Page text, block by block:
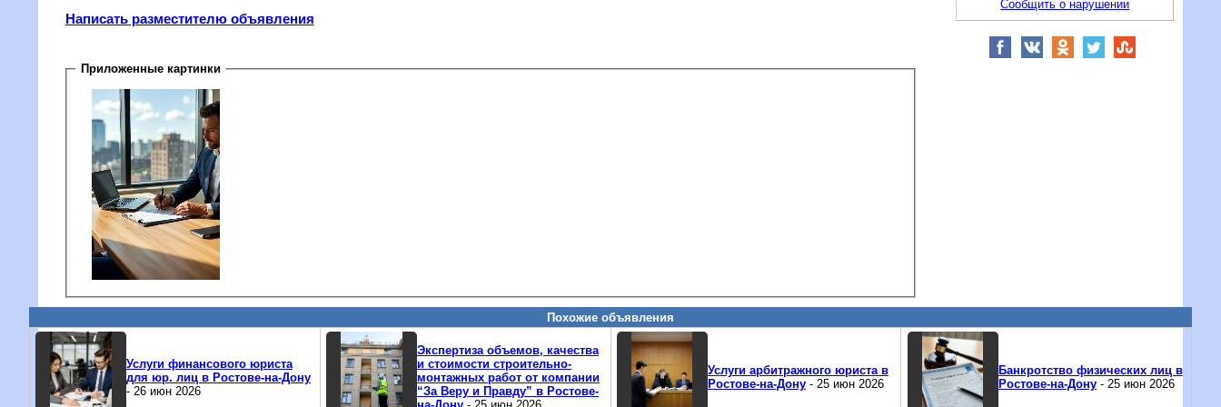
Написать разместителю объявления
Приложенные картинки
Сообщить о нарушении
Похожие объявления
Услуги финансового юриста
для юр. лиц в Ростове-на-Дону
- 26 июн 2026
Экспертиза объемов, качества
и стоимости строительно-
монтажных работ от компании
“За Веру и Правду” в Ростове-
Услуги арбитражного юриста в
Ростове-на-Дону- 25 июн 2026
Банкротство физических лиц в
Ростове-на-Дону- 25 июн 2026